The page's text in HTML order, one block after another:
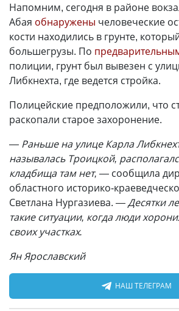
Напомним, сегодня в районе
Абая обнаружены человеческие
кости находились в грунте,
большегрузы. По
полиции, грунт был вывезен с
Либкнехта, где ведется стройка.
Полицейские предположили, что
раскопали старое захоронение.
— Раньше на улице Карла
называлась Троицкой,
кладбища там нет, — сообщила
областного историко-
Светлана Нургазиева. —Десятки
такие ситуации, когда люди
своих участках.
Ян Ярославский
НАШ ТЕЛЕГРАМ